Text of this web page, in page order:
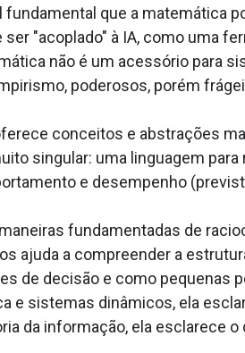
que a matemática
"acoplado" à IA, como uma
não é um acessório para
poderosos, porém
conceitos e abstrações
singular: uma linguagem
e desempenho
fundamentadas de
ajuda a compreender a
de decisão e como pequenas
e sistemas dinâmicos, ela
da informação, ela esclarece